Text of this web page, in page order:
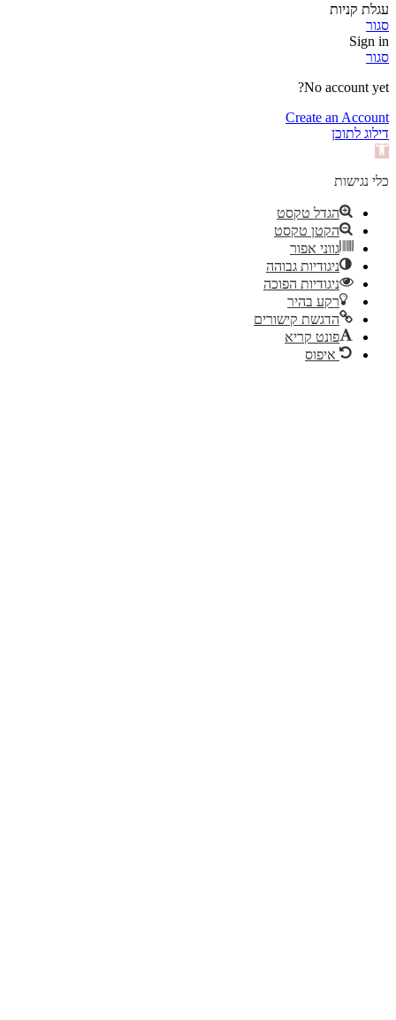
עגלת קניות
סגור
Sign in
סגור
No account yet?
Create an Account
דילוג לתוכן
פתח
נגישות
כלי נגישות
הגדל טקסט
הקטן טקסט
גווני אפור
ניגודיות גבוהה
ניגודיות הפוכה
רקע בהיר
הדגשת קישורים
פונט קריא
איפוס